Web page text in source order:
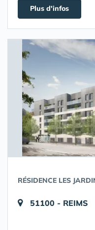
Plus d'infos
RÉSIDENCE LES
51100 - REIMS